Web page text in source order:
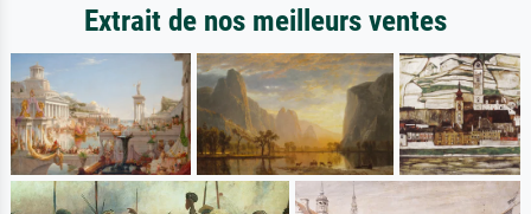
Extrait de nos meilleurs ventes